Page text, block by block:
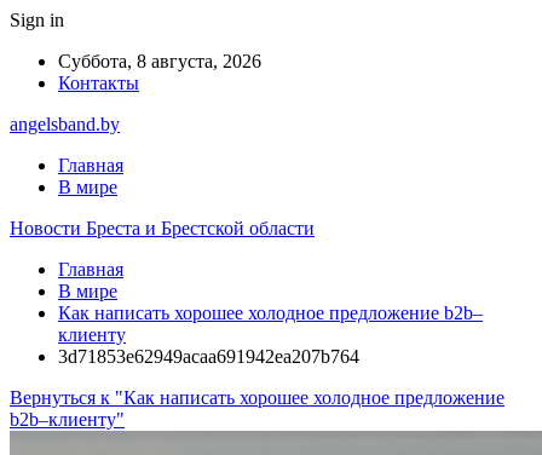
Sign in
Суббота, 8 августа, 2026
Контакты
angelsband.by
Главная
В мире
Новости Бреста и Брестской области
Главная
В мире
Как написать хорошее холодное предложение b2b–
клиенту
3d71853e62949acaa691942ea207b764
Вернуться к "Как написать хорошее холодное предложение
b2b–клиенту"